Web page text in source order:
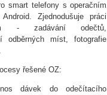
smart telefony s operačním
Zjednodušuje práci
- zadávání odečtů,
odběrných míst, fotografie
řešené OZ:
dávek do odečítacího